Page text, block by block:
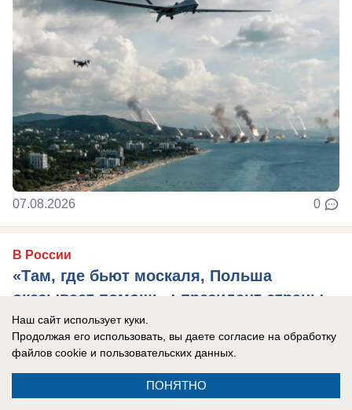
07.08.2026 0
В России
«Там, где бьют москаля, Польша
оказывает помощь»: президент страны
сделал агрессивное заявление в адрес
России
русофобии», которая «влияет на когнитивные
Наш сайт использует куки.
Продолжая его использовать, вы даете согласие на обработку
файлов cookie и пользовательских данных.
ПОНЯТНО